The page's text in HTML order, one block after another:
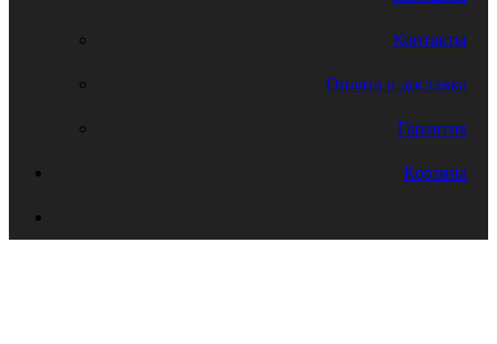
Контакты
Оплата и доставка
Гарантия
Корзина